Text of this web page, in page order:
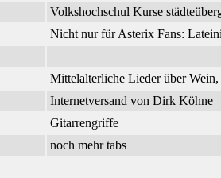
Volkshochschul Kurse
Nicht nur für Asterix Fans:
Mittelalterliche Lieder über
Internetversand von Dirk Köhne
Gitarrengriffe
noch mehr tabs